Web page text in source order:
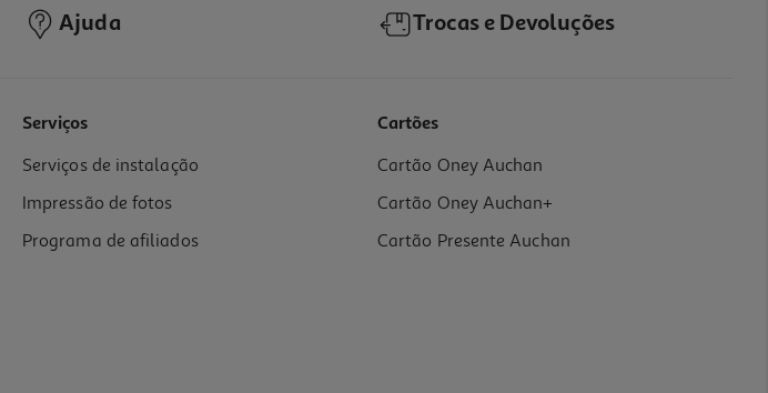
Ajuda Trocas e Devoluções
Serviços
Serviços de instalação
Impressão de fotos
Programa de afiliados
Cartões
Cartão Oney Auchan
Cartão Oney Auchan+
Cartão Presente Auchan